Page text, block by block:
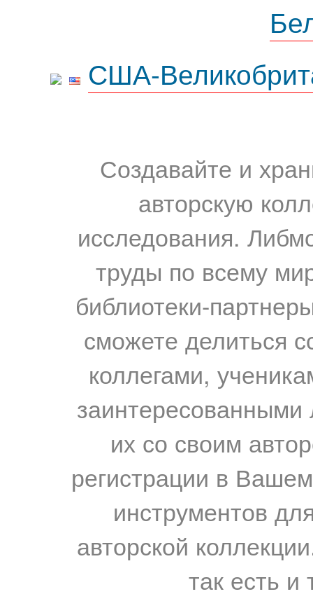
США-
Создавайте и
авторскую
исследования.
труды по всему
библиотеки-
сможете делиться
коллегами,
их со своим
регистрации в
инструментов
авторской
так есть и